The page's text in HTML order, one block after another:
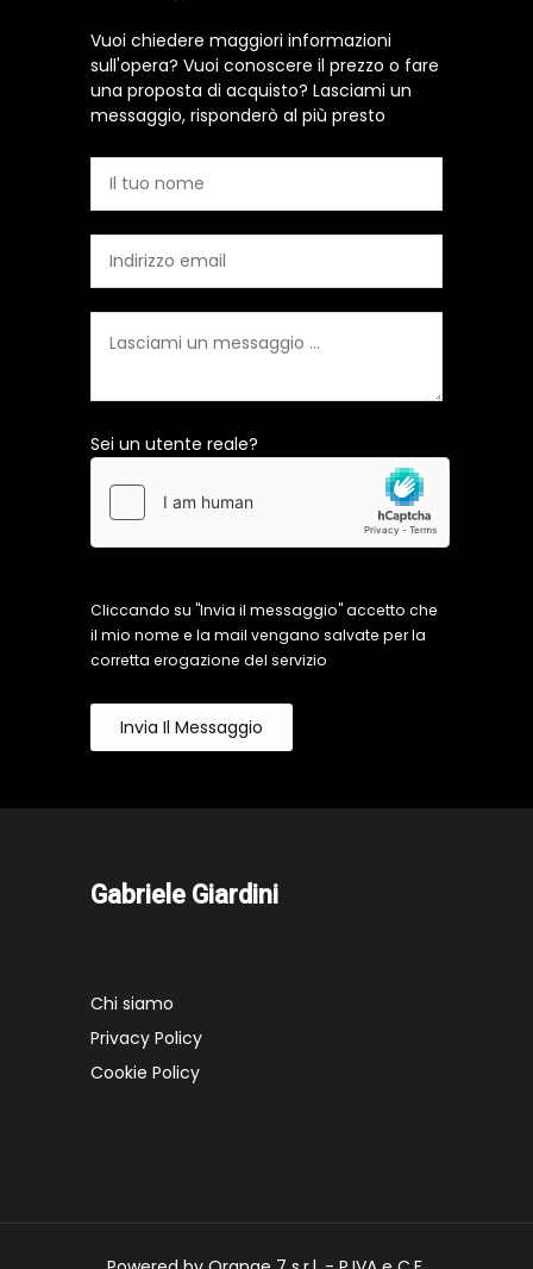
Vuoi chiedere maggiori informazioni
sull'opera? Vuoi conoscere il prezzo o fare
una proposta di acquisto? Lasciami un
messaggio, risponderò al più presto
Sei un utente reale?
Cliccando su "Invia il messaggio" accetto che
il mio nome e la mail vengano salvate per la
corretta erogazione del servizio
Invia Il Messaggio
Gabriele Giardini
Chi siamo
Privacy Policy
Cookie Policy